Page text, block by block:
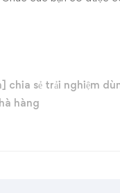
chia sẻ trải nghiệm
hàng